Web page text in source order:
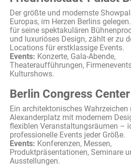
Der größte und modernste
Europas, im Herzen Berlins gelegen.
für seine spektakulären
und luxuriöses Design, zählt er zu
Locations für erstklassige Events.
Events: Konzerte, Gala-Abende,
Theateraufführungen,
Kulturshows.
Berlin Congress
Ein architektonisches Wahrzeichen
Alexanderplatz mit modernem
flexiblen Veranstaltungsräumen –
professionelle Events jeder Größe.
Events: Konferenzen, Messen,
Produktpräsentationen, Seminare
Ausstellungen.